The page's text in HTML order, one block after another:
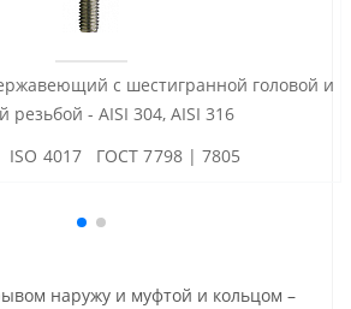
с шестигранной головой и
резьбой - AISI 304, AISI 316
ISO 4017 ГОСТ 7798 | 7805
наружу и муфтой и кольцом –